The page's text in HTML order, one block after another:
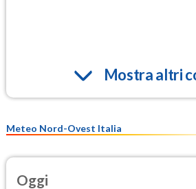
Mostra altri
Meteo Nord-Ovest Italia
Oggi